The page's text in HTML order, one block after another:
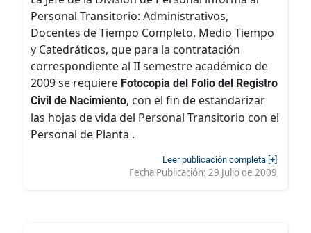
Personal Transitorio: Administrativos,
Docentes de Tiempo Completo, Medio Tiempo
y Catedráticos, que para la contratación
correspondiente al II semestre académico de
2009 se requiere Fotocopia del Folio del Registro
Civil de Nacimiento, con el fin de estandarizar
las hojas de vida del Personal Transitorio con el
Personal de Planta .
Leer publicación completa [+]
Fecha Publicación: 29 Julio de 2009